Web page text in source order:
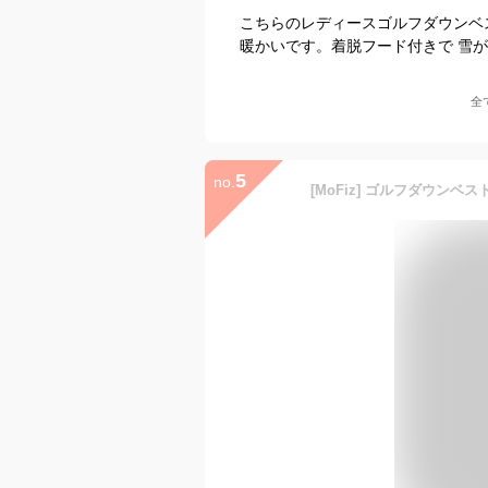
こちらのレディースゴルフダウン
暖かいです。着脱フード付きで 雪
全
no. 5